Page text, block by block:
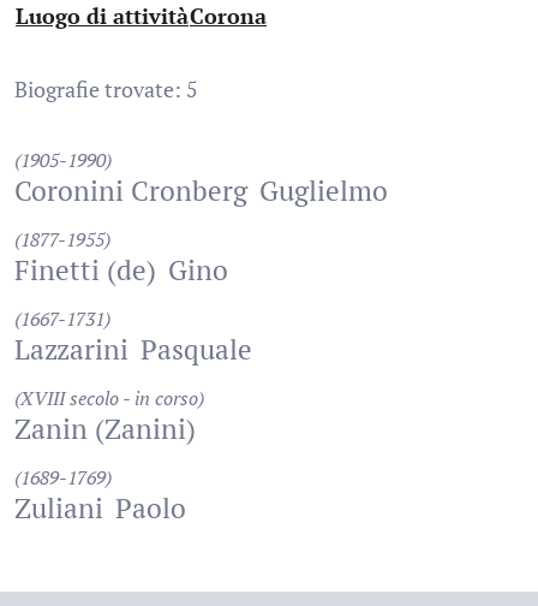
Luogo di attività
:Corona
Biografie trovate: 5
(1905-1990)
Coronini Cronberg Guglielmo
(1877-1955)
Finetti (de) Gino
(1667-1731)
Lazzarini Pasquale
(XVIII secolo - in corso)
Zanin (Zanini)
(1689-1769)
Zuliani Paolo